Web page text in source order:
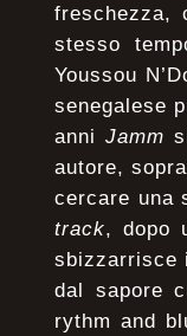
freschezza,
stesso
Youssou
senegalese
anniJamm
autore,
cercare una
track, dopo
sbizzarrisce
dal sapore
rythm and